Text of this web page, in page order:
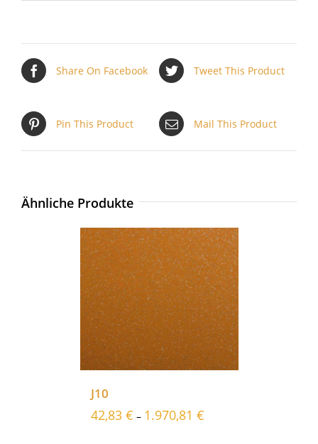
Share On Facebook Tweet This Product
Pin This Product Mail This Product
Ähnliche Produkte
J10
42,83 € – 1.970,81 €